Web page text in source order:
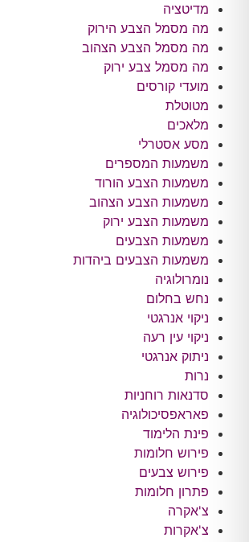
מדיטציה
מה מסמל הצבע הירוק
מה מסמל הצבע הצהוב
מה מסמל צבע ירוק
מועדי קורסים
מטוטלת
מלאכים
מסע אסטרלי
משמעות המספרים
משמעות הצבע הורוד
משמעות הצבע הצהוב
משמעות הצבע ירוק
משמעות הצבעים
משמעות הצבעים ביהדות
נומרולוגיה
נחש בחלום
ניקוי אנרגטי
ניקוי עין רעה
ניתוק אנרגטי
נרות
סדנאות רוחניות
פאראפסיכולוגיה
פינת הלימוד
פירוש חלומות
פירוש צבעים
פתרון חלומות
צ'אקרה
צ'אקרות